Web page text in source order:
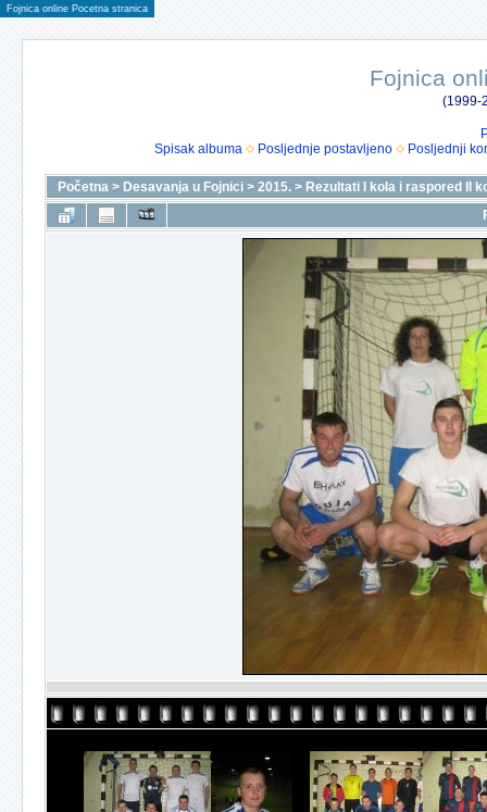
Fojnica online Pocetna stranica
Fojnica
(1999-
Spisak albuma
Posljednje postavljeno Posljednji
Početna > Desavanja u Fojnici > 2015. > Rezultati I kola i raspored II